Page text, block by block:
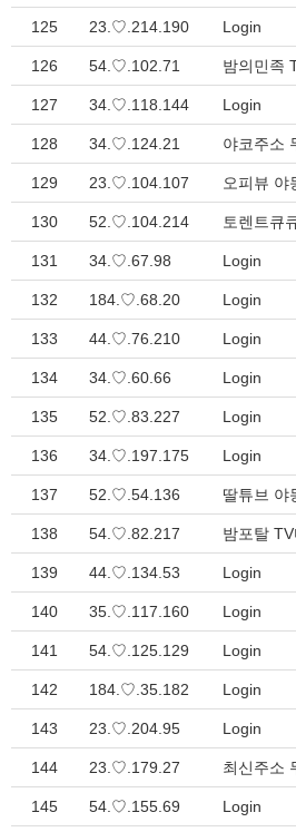
125 23.♡.214.190 Login
126 54.♡.102.71
127 34.♡.118.144 Login
128 34.♡.124.21
129 23.♡.104.107
130 52.♡.104.214
131 34.♡.67.98 Login
132 184.♡.68.20 Login
133 44.♡.76.210 Login
134 34.♡.60.66 Login
135 52.♡.83.227 Login
136 34.♡.197.175 Login
137 52.♡.54.136
138 54.♡.82.217
139 44.♡.134.53 Login
140 35.♡.117.160 Login
141 54.♡.125.129 Login
142 184.♡.35.182 Login
143 23.♡.204.95 Login
144 23.♡.179.27
145 54.♡.155.69 Login